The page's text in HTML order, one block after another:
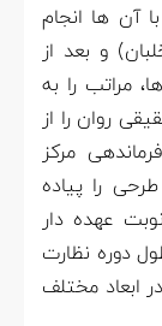
آن ها انجام
و بعد از
1۰۰ درصد آن ها، مراتب را به
روان را از
مرکز
همین مقطع ۹ ماهه، طرحی را پیاده
عهده دار
دوره نظارت
ابعاد مختلف